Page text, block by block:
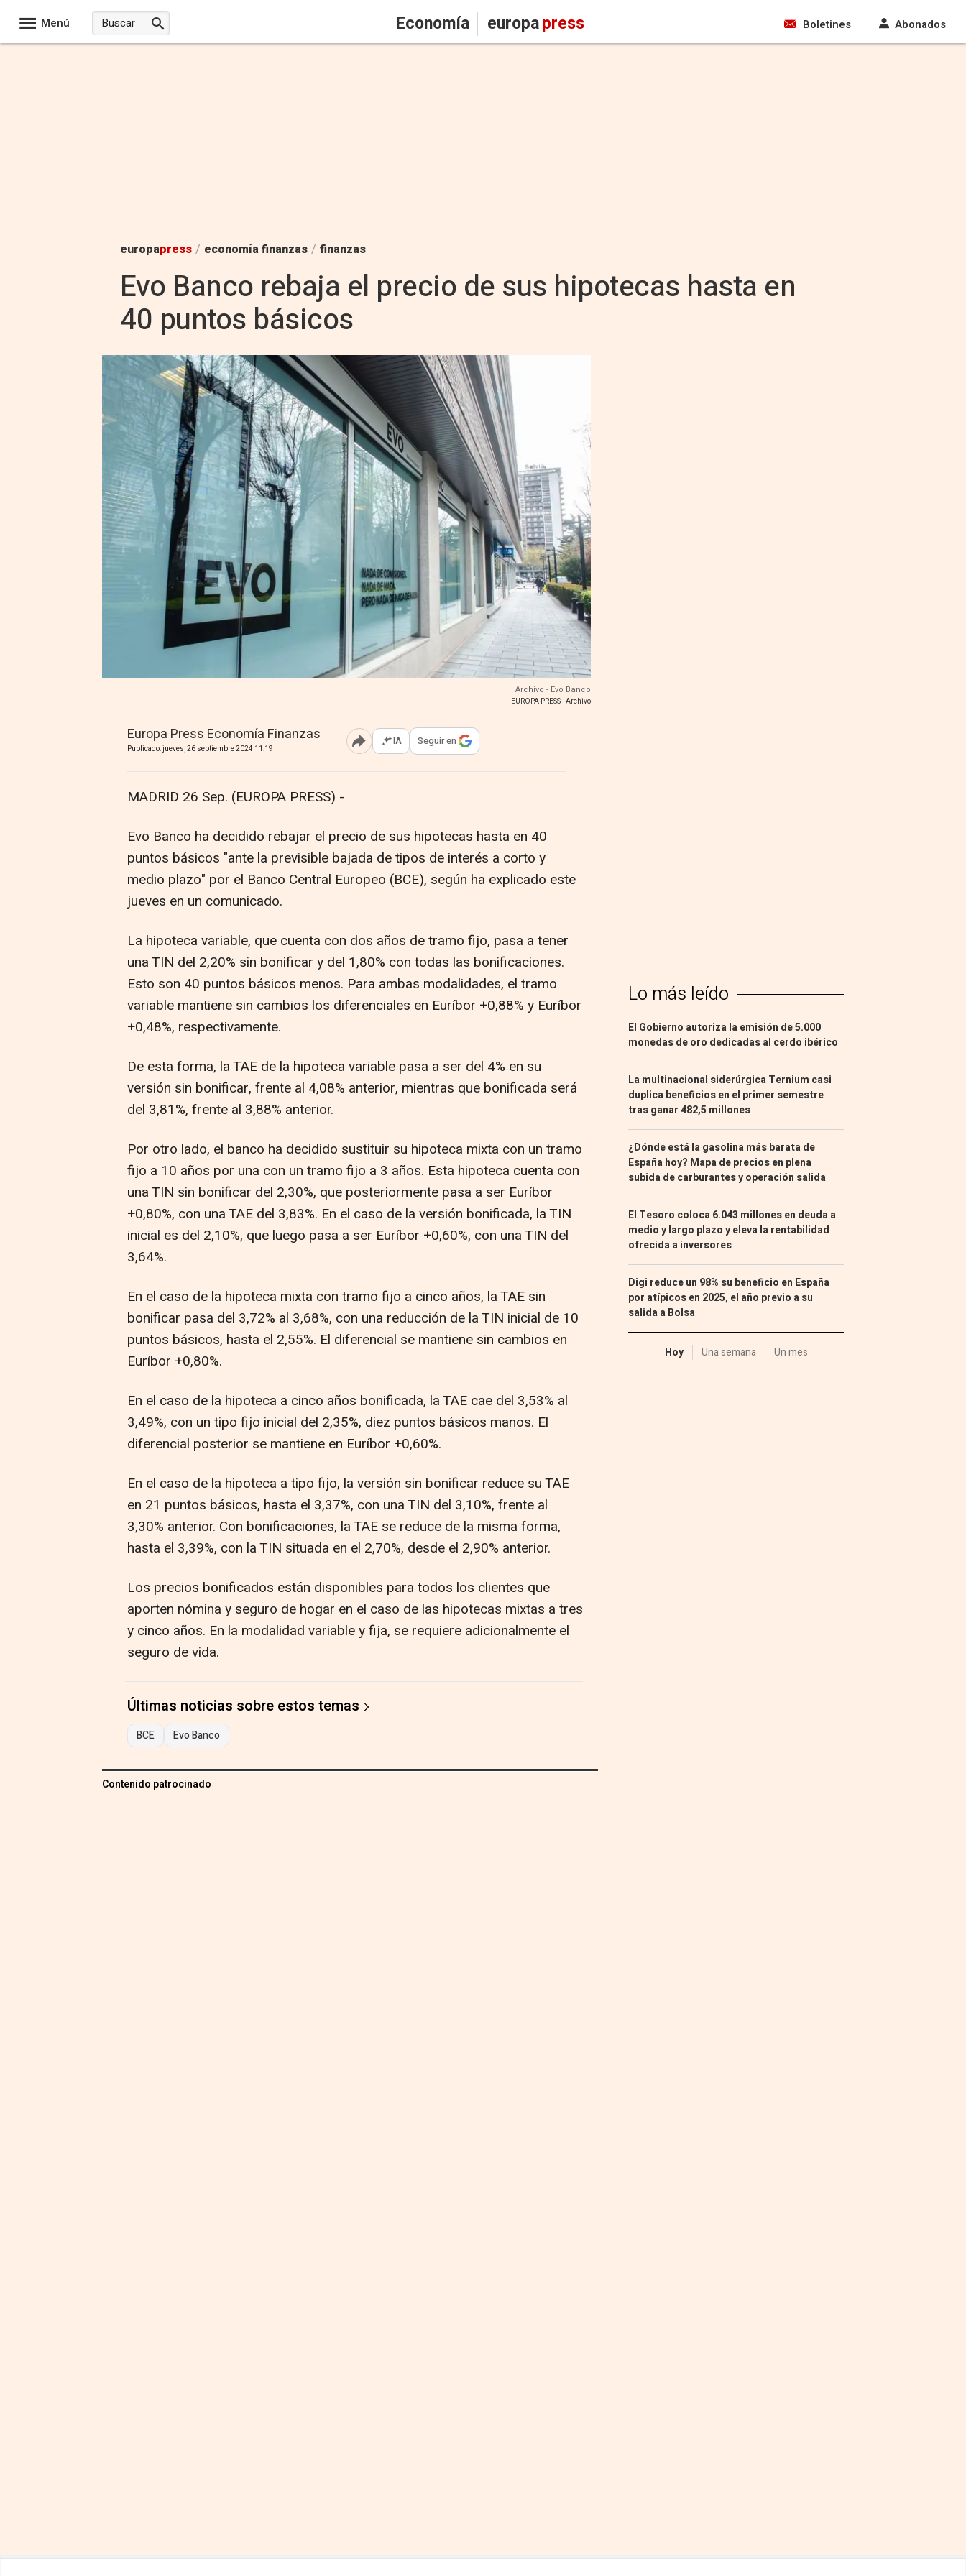
Menú Economía europapress Boletines Abonados
europapress / economía finanzas / finanzas
Evo Banco rebaja el precio de sus hipotecas hasta en
40 puntos básicos
Archivo - Evo Banco
- EUROPA PRESS - Archivo
Europa Press Economía Finanzas
Publicado: jueves, 26 septiembre 2024 11:19 Abrir opciones para compartir
IA Seguir en
MADRID 26 Sep. (EUROPA PRESS) -
Evo Banco ha decidido rebajar el precio de sus hipotecas hasta en 40
puntos básicos "ante la previsible bajada de tipos de interés a corto y
medio plazo" por el Banco Central Europeo (BCE), según ha explicado este
jueves en un comunicado.
La hipoteca variable, que cuenta con dos años de tramo fijo, pasa a tener
una TIN del 2,20% sin bonificar y del 1,80% con todas las bonificaciones.
Esto son 40 puntos básicos menos. Para ambas modalidades, el tramo
variable mantiene sin cambios los diferenciales en Euríbor +0,88% y Euríbor
+0,48%, respectivamente.
De esta forma, la TAE de la hipoteca variable pasa a ser del 4% en su
versión sin bonificar, frente al 4,08% anterior, mientras que bonificada será
del 3,81%, frente al 3,88% anterior.
Por otro lado, el banco ha decidido sustituir su hipoteca mixta con un tramo
fijo a 10 años por una con un tramo fijo a 3 años. Esta hipoteca cuenta con
una TIN sin bonificar del 2,30%, que posteriormente pasa a ser Euríbor
+0,80%, con una TAE del 3,83%. En el caso de la versión bonificada, la TIN
inicial es del 2,10%, que luego pasa a ser Euríbor +0,60%, con una TIN del
3,64%.
En el caso de la hipoteca mixta con tramo fijo a cinco años, la TAE sin
bonificar pasa del 3,72% al 3,68%, con una reducción de la TIN inicial de 10
puntos básicos, hasta el 2,55%. El diferencial se mantiene sin cambios en
Euríbor +0,80%.
En el caso de la hipoteca a cinco años bonificada, la TAE cae del 3,53% al
3,49%, con un tipo fijo inicial del 2,35%, diez puntos básicos manos. El
diferencial posterior se mantiene en Euríbor +0,60%.
En el caso de la hipoteca a tipo fijo, la versión sin bonificar reduce su TAE
en 21 puntos básicos, hasta el 3,37%, con una TIN del 3,10%, frente al
3,30% anterior. Con bonificaciones, la TAE se reduce de la misma forma,
hasta el 3,39%, con la TIN situada en el 2,70%, desde el 2,90% anterior.
Los precios bonificados están disponibles para todos los clientes que
aporten nómina y seguro de hogar en el caso de las hipotecas mixtas a tres
y cinco años. En la modalidad variable y fija, se requiere adicionalmente el
seguro de vida.
Últimas noticias sobre estos temas
BCE Evo Banco
Contenido patrocinado
Lo más leído
El Gobierno autoriza la emisión de 5.000
monedas de oro dedicadas al cerdo ibérico
La multinacional siderúrgica Ternium casi
duplica beneficios en el primer semestre
tras ganar 482,5 millones
¿Dónde está la gasolina más barata de
España hoy? Mapa de precios en plena
subida de carburantes y operación salida
El Tesoro coloca 6.043 millones en deuda a
medio y largo plazo y eleva la rentabilidad
ofrecida a inversores
Digi reduce un 98% su beneficio en España
por atípicos en 2025, el año previo a su
salida a Bolsa
Hoy Una semana Un mes